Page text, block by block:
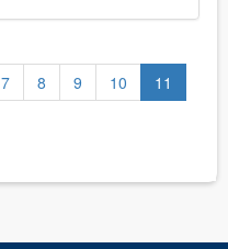
7 8 9 10
11